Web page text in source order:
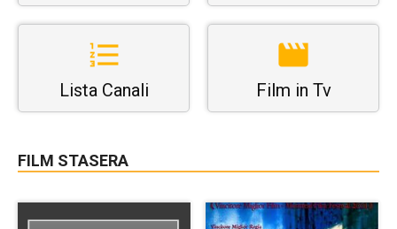
Lista Canali Film in Tv
FILM STASERA